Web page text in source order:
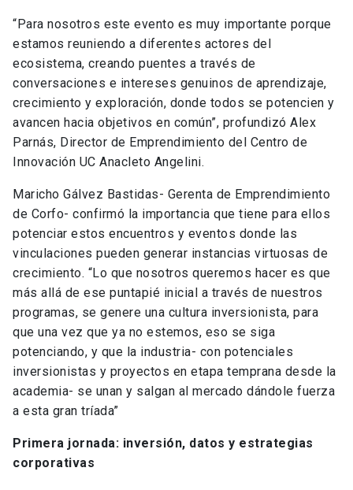
“Para nosotros este evento es muy importante porque
estamos reuniendo a diferentes actores del
ecosistema, creando puentes a través de
conversaciones e intereses genuinos de aprendizaje,
crecimiento y exploración, donde todos se potencien y
avancen hacia objetivos en común”, profundizó Alex
Parnás, Director de Emprendimiento del Centro de
Innovación UC Anacleto Angelini.
Maricho Gálvez Bastidas- Gerenta de Emprendimiento
de Corfo- confirmó la importancia que tiene para ellos
potenciar estos encuentros y eventos donde las
vinculaciones pueden generar instancias virtuosas de
crecimiento. “Lo que nosotros queremos hacer es que
más allá de ese puntapié inicial a través de nuestros
programas, se genere una cultura inversionista, para
que una vez que ya no estemos, eso se siga
potenciando, y que la industria- con potenciales
inversionistas y proyectos en etapa temprana desde la
academia- se unan y salgan al mercado dándole fuerza
a esta gran tríada”
Primera jornada: inversión, datos y estrategias
corporativas